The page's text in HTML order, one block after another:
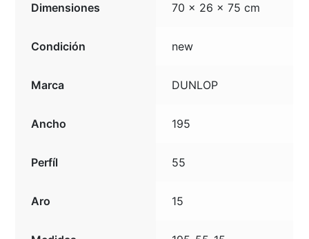
Dimensiones 70 × 26 × 75 cm
Condición new
Marca DUNLOP
Ancho 195
Perfíl 55
Aro 15